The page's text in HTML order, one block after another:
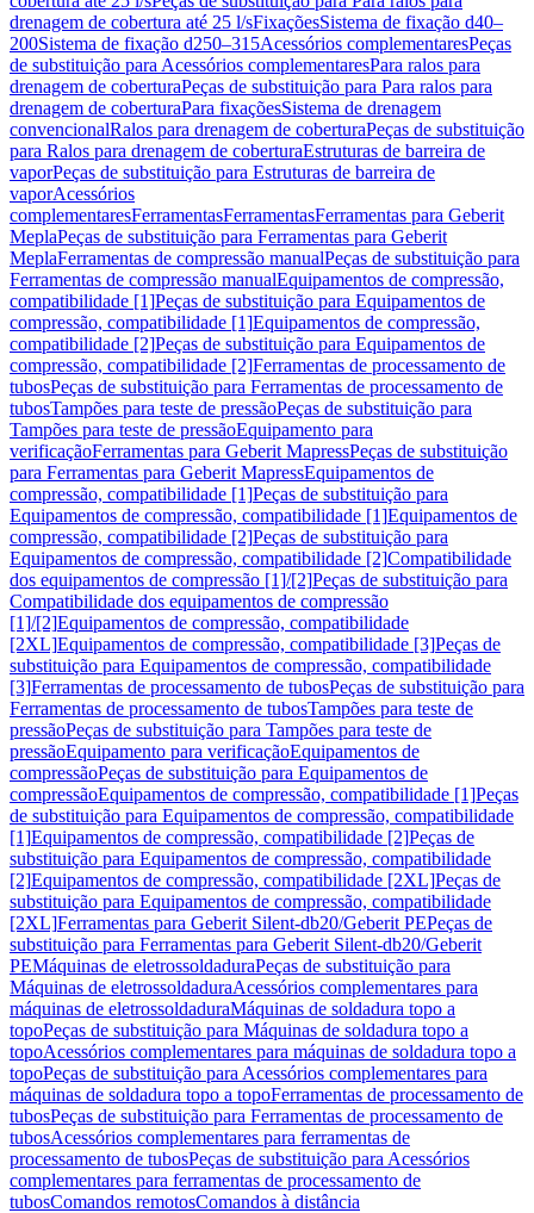
drenagem de cobertura até 25 l/sFixaçõesSistema de fixação d40–
200Sistema de fixação d250–315Acessórios complementaresPeças
de substituição para Acessórios complementaresPara ralos para
drenagem de coberturaPeças de substituição para Para ralos para
drenagem de coberturaPara fixaçõesSistema de drenagem
convencionalRalos para drenagem de coberturaPeças de substituição
para Ralos para drenagem de coberturaEstruturas de barreira de
vaporPeças de substituição para Estruturas de barreira de
vaporAcessórios
complementaresFerramentasFerramentasFerramentas para Geberit
MeplaPeças de substituição para Ferramentas para Geberit
MeplaFerramentas de compressão manualPeças de substituição para
Ferramentas de compressão manualEquipamentos de compressão,
compatibilidade [1]Peças de substituição para Equipamentos de
compressão, compatibilidade [1]Equipamentos de compressão,
compatibilidade [2]Peças de substituição para Equipamentos de
compressão, compatibilidade [2]Ferramentas de processamento de
tubosPeças de substituição para Ferramentas de processamento de
tubosTampões para teste de pressãoPeças de substituição para
Tampões para teste de pressãoEquipamento para
verificaçãoFerramentas para Geberit MapressPeças de substituição
para Ferramentas para Geberit MapressEquipamentos de
compressão, compatibilidade [1]Peças de substituição para
Equipamentos de compressão, compatibilidade [1]Equipamentos de
compressão, compatibilidade [2]Peças de substituição para
Equipamentos de compressão, compatibilidade [2]Compatibilidade
dos equipamentos de compressão [1]/[2]Peças de substituição para
Compatibilidade dos equipamentos de compressão
[1]/[2]Equipamentos de compressão, compatibilidade
[2XL]Equipamentos de compressão, compatibilidade [3]Peças de
substituição para Equipamentos de compressão, compatibilidade
[3]Ferramentas de processamento de tubosPeças de substituição para
Ferramentas de processamento de tubosTampões para teste de
pressãoPeças de substituição para Tampões para teste de
pressãoEquipamento para verificaçãoEquipamentos de
compressãoPeças de substituição para Equipamentos de
compressãoEquipamentos de compressão, compatibilidade [1]Peças
de substituição para Equipamentos de compressão, compatibilidade
[1]Equipamentos de compressão, compatibilidade [2]Peças de
substituição para Equipamentos de compressão, compatibilidade
[2]Equipamentos de compressão, compatibilidade [2XL]Peças de
substituição para Equipamentos de compressão, compatibilidade
[2XL]Ferramentas para Geberit Silent-db20/Geberit PEPeças de
substituição para Ferramentas para Geberit Silent-db20/Geberit
PEMáquinas de eletrossoldaduraPeças de substituição para
Máquinas de eletrossoldaduraAcessórios complementares para
máquinas de eletrossoldaduraMáquinas de soldadura topo a
topoPeças de substituição para Máquinas de soldadura topo a
topoAcessórios complementares para máquinas de soldadura topo a
topoPeças de substituição para Acessórios complementares para
máquinas de soldadura topo a topoFerramentas de processamento de
tubosPeças de substituição para Ferramentas de processamento de
tubosAcessórios complementares para ferramentas de
processamento de tubosPeças de substituição para Acessórios
complementares para ferramentas de processamento de
tubosComandos remotosComandos à distância